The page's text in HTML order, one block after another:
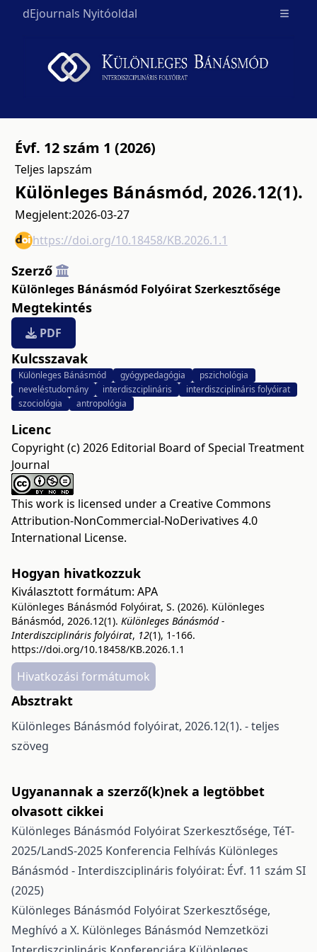
dEjournals Nyitóoldal Open
Évf. 12 szám 1 (2026)
Teljes lapszám
Különleges Bánásmód, 2026.12(1).
Megjelent:2026-03-27
https://doi.org/10.18458/KB.2026.1.1
Szerző
Különleges Bánásmód Folyóirat Szerkesztősége
Megtekintés
PDF
Kulcsszavak
Különleges Bánásmód gyógypedagógia
pszichológia
neveléstudomány
interdiszciplináris
interdiszciplináris folyóirat
szociológia
antropológia
Licenc
Copyright (c) 2026 Editorial Board of Special Treatment
Journal
This work is licensed under a Creative Commons
Attribution-NonCommercial-NoDerivatives 4.0
International License.
Hogyan hivatkozzuk
Kiválasztott formátum: APA
Különleges Bánásmód Folyóirat, S. (2026). Különleges
Bánásmód, 2026.12(1). Különleges Bánásmód -
Interdiszciplináris folyóirat, 12(1), 1-166.
https://doi.org/10.18458/KB.2026.1.1
Hivatkozási formátumok
Absztrakt
Különleges Bánásmód folyóirat, 2026.12(1). - teljes
szöveg
Ugyanannak a szerző(k)nek a legtöbbet
olvasott cikkei
Különleges Bánásmód Folyóirat Szerkesztősége, TéT-
2025/LandS-2025 Konferencia Felhívás Különleges
Bánásmód - Interdiszciplináris folyóirat: Évf. 11 szám SI
(2025)
Különleges Bánásmód Folyóirat Szerkesztősége,
Meghívó a X. Különleges Bánásmód Nemzetközi